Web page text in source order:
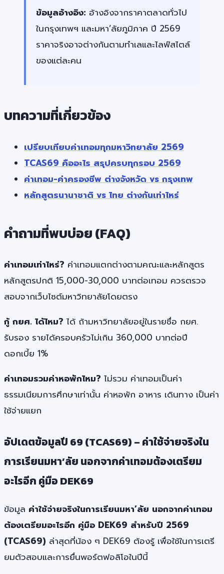
ข้อมูลอ้างอิง: อ้างอิงจากราคาตลาดทั่วไป
ในกรุงเทพฯ และมหา’ลัยภูมิภาค ปี 2569
ราคาจริงอาจต่างกันตามทำเลและไลฟ์สไตล์
ของแต่ละคน
บทความที่เกี่ยวข้อง
เปรียบเทียบค่าเทอมทุกมหาวิทยาลัย 2569
TCAS69 คืออะไร สรุปครบทุกรอบ 2569
ค่าเทอม-ค่าครองชีพ ต่างจังหวัด vs กรุงเทพ
หลักสูตรนานาชาติ vs ไทย ต่างกันเท่าไหร่
คำถามที่พบบ่อย (FAQ)
ค่าเทอมเท่าไหร่? ค่าเทอมแตกต่างตามคณะและหลักสูตร
หลักสูตรปกติ 15,000-30,000 บาทต่อเทอม ควรตรวจ
สอบจากเว็บไซต์มหาวิทยาลัยโดยตรง
กู้ กยศ. ได้ไหม? ได้ ถ้ามหาวิทยาลัยอยู่ในรายชื่อ กยศ.
รับรอง รายได้ครอบครัวไม่เกิน 360,000 บาทต่อปี
ดอกเบี้ย 1%
ค่าเทอมรวมค่าหอพักไหม? ไม่รวม ค่าเทอมเป็นค่า
ธรรมเนียมการศึกษาเท่านั้น ค่าหอพัก อาหาร เดินทาง เป็นค่า
ใช้จ่ายแยก
อัปเดตข้อมูลปี 69 (TCAS69) – ค่าใช้จ่ายจริงใน
การเรียนมหา’ลัย นอกจากค่าเทอมต้องเตรียม
อะไรอีก คู่มือ DEK69
ข้อมูล ค่าใช้จ่ายจริงในการเรียนมหา’ลัย นอกจากค่าเทอม
ต้องเตรียมอะไรอีก คู่มือ DEK69 สำหรับปี 2569
(TCAS69) ล่าสุดที่น้อง ๆ DEK69 ต้องรู้ เพื่อใช้ในการเตรี
ยมตัวสอบและการยื่นพอร์ตฟอลิโอในปีนี้